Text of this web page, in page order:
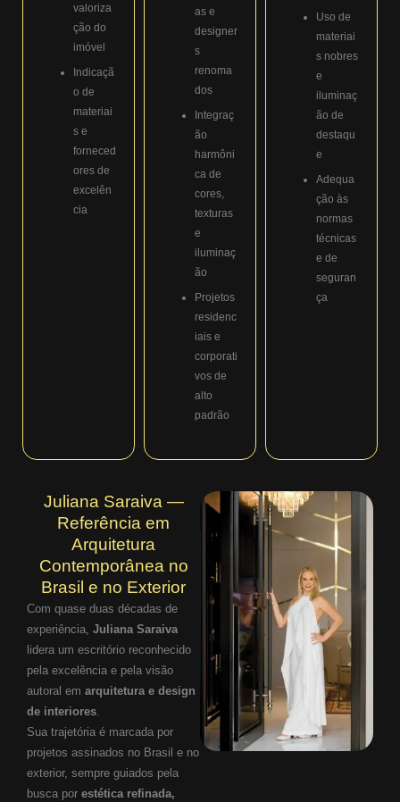
valoriza
ção do
imóvel
Indicaçã
o de
materiai
s e
forneced
ores de
excelên
cia
as e
designer
s
renoma
dos
Integraç
ão
harmôni
ca de
cores,
texturas
e
iluminaç
ão
Projetos
residenc
iais e
corporati
vos de
alto
padrão
Uso de
materiai
s nobres
e
iluminaç
ão de
destaqu
e
Adequa
ção às
normas
técnicas
e de
seguran
ça
Juliana Saraiva —
Referência em
Arquitetura
Contemporânea no
Brasil e no Exterior
Com quase duas décadas de
experiência, Juliana Saraiva
lidera um escritório reconhecido
pela excelência e pela visão
autoral em arquitetura e design
de interiores
Sua trajetória é marcada por
projetos assinados no Brasil e no
exterior, sempre guiados pela
busca por estética refinada,